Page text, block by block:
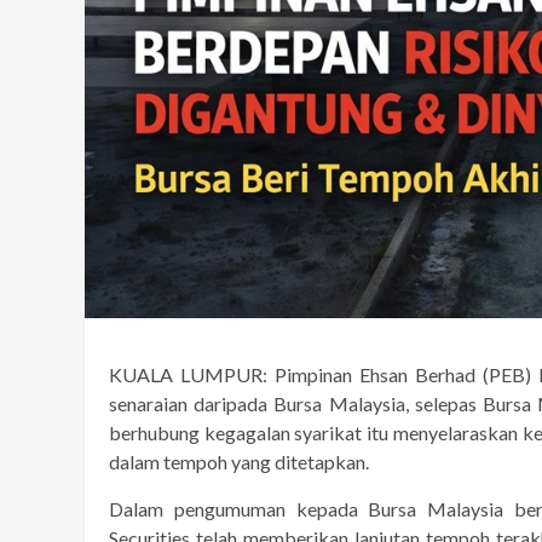
KUALA LUMPUR: Pimpinan Ehsan Berhad
senaraian daripada Bursa Malaysia, selepas
berhubung kegagalan syarikat itu menyelaraskan
dalam tempoh yang ditetapkan.
Dalam pengumuman kepada Bursa Malaysia